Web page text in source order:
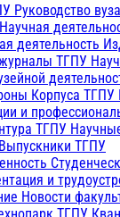
Руководство вуза
Научная
деятельность
ТГПУ
Корпуса ТГПУ
и
ТГПУ
Выпускники ТГПУ
и
Новости